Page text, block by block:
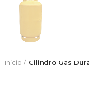
Inicio Cilindro Gas